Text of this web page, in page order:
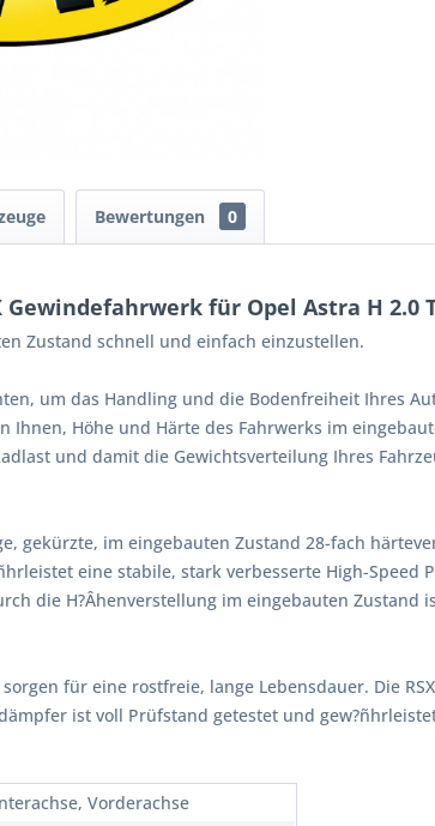
Bewertungen 0
für Opel Astra H 2.0
Zustand schnell und einfach einzustellen.
um das Handling und die Bodenfreiheit Ihres
Ihnen, Höhe und Härte des Fahrwerks im
und damit die Gewichtsverteilung Ihres
gekürzte, im eingebauten Zustand 28-fach
eine stabile, stark verbesserte High-
die H?Âhenverstellung im eingebauten Zustand
für eine rostfreie, lange Lebensdauer. Die
ist voll Prüfstand getestet und
Vorderachse